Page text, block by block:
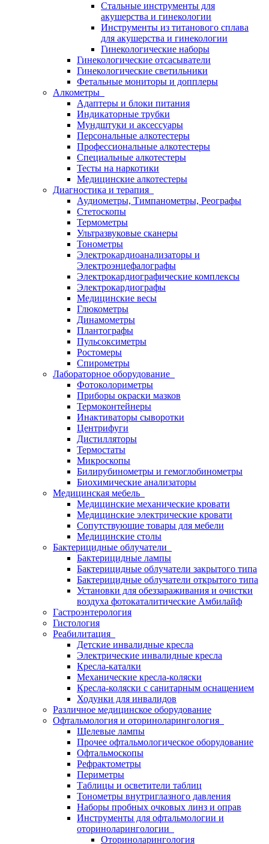
Стальные инструменты для
акушерства и гинекологии
Инструменты из титанового сплава
для акушерства и гинекологии
Гинекологические наборы
Гинекологические отсасыватели
Гинекологические светильники
Фетальные мониторы и допплеры
Алкометры
Адаптеры и блоки питания
Индикаторные трубки
Мундштуки и аксессуары
Персональные алкотестеры
Профессиональные алкотестеры
Специальные алкотестеры
Тесты на наркотики
Медицинские алкотестеры
Диагностика и терапия
Аудиометры, Тимпанометры, Реографы
Стетоскопы
Термометры
Ультразвуковые сканеры
Тонометры
Электрокардиоанализаторы и
Электроэнцефалографы
Электрокардиографические комплексы
Электрокардиографы
Медицинские весы
Глюкометры
Динамометры
Плантографы
Пульсоксиметры
Ростомеры
Спирометры
Лабораторное оборудование
Фотоколориметры
Приборы окраски мазков
Термоконтейнеры
Инактиваторы сыворотки
Центрифуги
Дистилляторы
Термостаты
Микроскопы
Билирубинометры и гемоглобинометры
Биохимические анализаторы
Медицинская мебель
Медицинские механические кровати
Медицинские электрические кровати
Сопутствующие товары для мебели
Медицинские столы
Бактерицидные облучатели
Бактерицидные лампы
Бактерицидные облучатели закрытого типа
Бактерицидные облучатели открытого типа
Установки для обеззараживания и очистки
воздуха фотокаталитические Амбилайф
Гастроэнтерология
Гистология
Реабилитация
Детские инвалидные кресла
Электрические инвалидные кресла
Кресла-каталки
Механические кресла-коляски
Кресла-коляски с санитарным оснащением
Ходунки для инвалидов
Различное медицинское оборудование
Офтальмология и оториноларингология
Щелевые лампы
Прочее офтальмологическое оборудование
Офтальмоскопы
Рефрактометры
Периметры
Таблицы и осветители таблиц
Тонометры внутриглазного давления
Наборы пробных очковых линз и оправ
Инструменты для офтальмологии и
оториноларингологии
Оториноларингология